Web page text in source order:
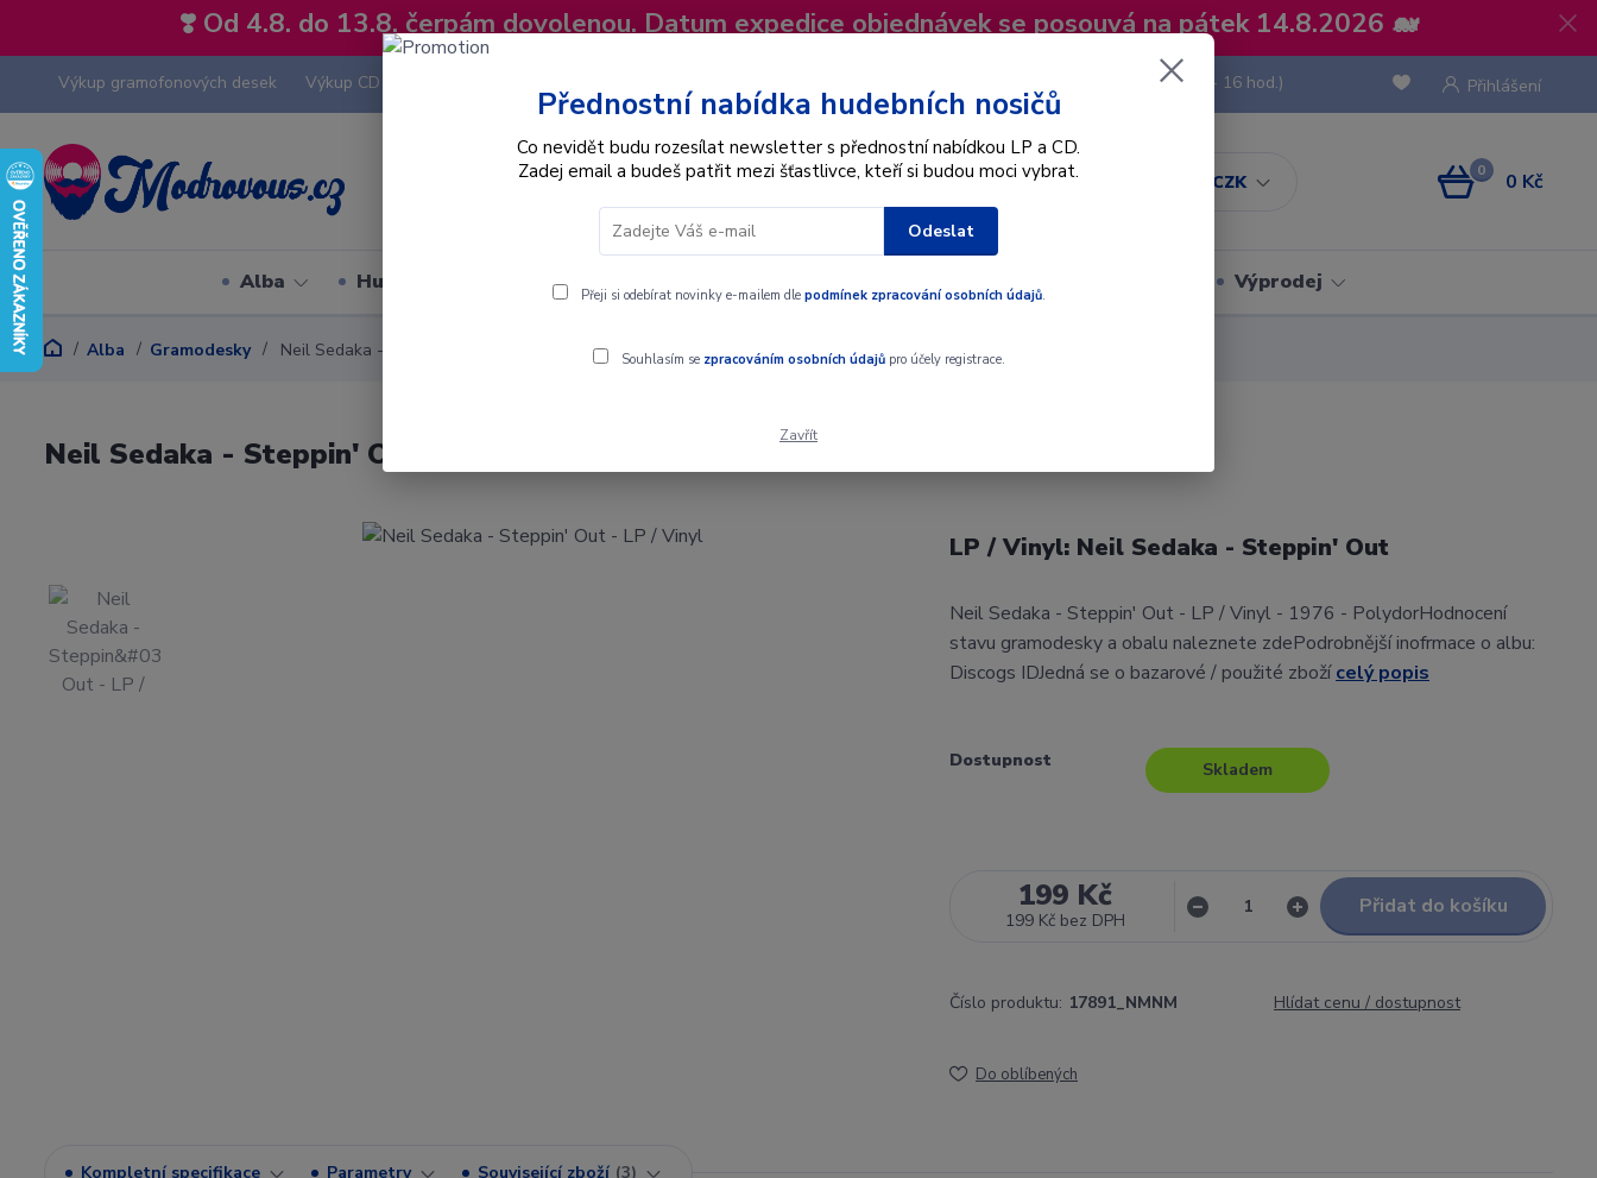
❣️ Od 4.8. do 13.8. čerpám dovolenou. Datum expedice objednávek se posouvá na pátek 14.8.2026 🐋
Výkup gramofonových desek Výkup CD
CZK
Přihlášení
Hledat
(Po-Pá, 8 - 16 hod.)
0 0 Kč
Alba Hudební styly Interpret Dárkové poukazy Výprodej
Alba Gramodesky Neil Sedaka - Steppin' Out - LP / Vinyl
Neil Sedaka - Steppin' Out - LP / Vinyl
LP / Vinyl: Neil Sedaka - Steppin' Out
Neil Sedaka - Steppin' Out - LP / Vinyl - 1976 - PolydorHodnocení
stavu gramodesky a obalu naleznete zdePodrobnější inofrmace o albu:
Discogs IDJedná se o bazarové / použité zbožícelý popis
Dostupnost Skladem
199 Kč
199 Kč bez DPH
Přidat do košíku
Číslo produktu: 17891_NMNM Hlídat cenu / dostupnost
Do oblíbených
Kompletní specifikace Parametry Související zboží 3
Přednostní nabídka hudebních nosičů
Co nevidět budu rozesílat newsletter s přednostní nabídkou LP a CD.
Zadej email a budeš patřit mezi šťastlivce, kteří si budou moci vybrat.
Odeslat
Přeji si odebírat novinky e-mailem dle podmínek zpracování osobních údajů.
Souhlasím se zpracováním osobních údajůpro účely registrace.
Zavřít